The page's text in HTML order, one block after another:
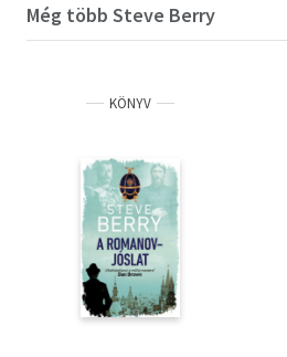
Még több Steve Berry
KÖNYV